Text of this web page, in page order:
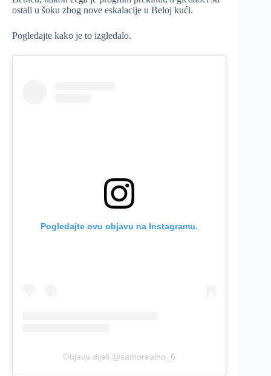
ostali u šoku zbog nove eskalacije u Beloj kući.
Pogledajte kako je to izgledalo.
Pogledajte ovu objavu na Instagramu.
Objavu dijeli @samorealno_6